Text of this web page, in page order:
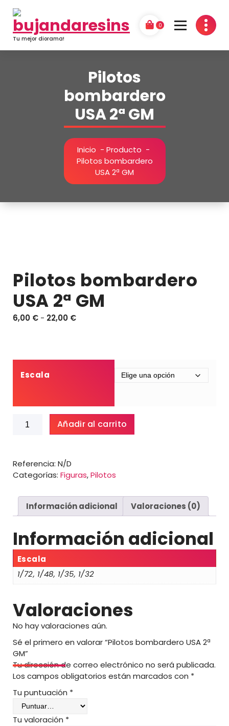
contenido
Tu mejor diorama!
0
Pilotos
bombardero
USA 2ª GM
Inicio - Producto -
Pilotos bombardero
USA 2ª GM
Pilotos bombardero
USA 2ª GM
6,00 € - 22,00 €R
o
r
e
c
:
e
s
6
0
0
h
a
t
2
2
Escala
Pilotos
bombardero
GM
cantidad
Añadir al carrito
Referencia: N/D
Categorías: Figuras,Pilotos
Información adicional Valoraciones (0)
Información adicional
Escala
1/72, 1/48, 1/35, 1/32
Valoraciones
No hay valoraciones aún.
Sé el primero en valorar “Pilotos bombardero USA 2ª
GM”
Tu dirección de correo electrónico no será publicada.
Los campos obligatorios están marcados con *
Tu puntuación *
Tu valoración *